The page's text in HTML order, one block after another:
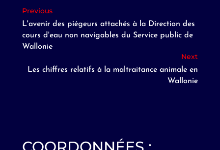
L'avenir des piégeurs attachés à la Direction des
cours d'eau non navigables du Service public de
Wallonie
Les chiffres relatifs à la maltraitance animale en
Wallonie